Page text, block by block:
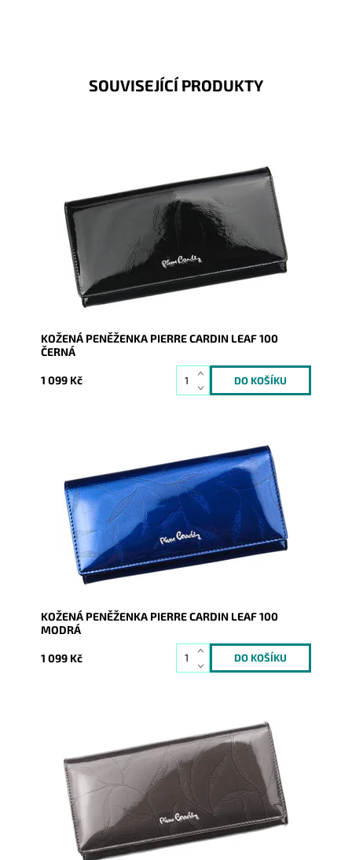
SOUVISEJÍCÍ PRODUKTY
Velmi luxusní kožená peněženka známé značky Pierre
Cardin z velmi příjemné kůže je nezbytným...
Dostupnost:
Skladem
Značka:
Pierre Cardin
Záruka:
2 roky
KOŽENÁ PENĚŽENKA PIERRE CARDIN LEAF 100
ČERNÁ
1 099 Kč
Velmi luxusní kožená peněženka známé značky Pierre
Cardin z velmi příjemné kůže je nezbytným...
Dostupnost:
Skladem
1811
Značka:
Pierre Cardin
Záruka:
2 roky
KOŽENÁ PENĚŽENKA PIERRE CARDIN LEAF 100
MODRÁ
1 099 Kč
Velmi luxusní kožená peněženka známé značky Pierre
Cardin z velmi příjemné kůže je nezbytným...
Dostupnost:
Skladem
8328
Značka:
Pierre Cardin
Záruka:
2 roky